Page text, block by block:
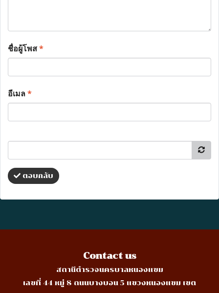
ชื่อผู้โพส*
อีเมล*
ตอบกลับ
Contact us
สถานีตำรวจนครบาลหนองแขม
เลขที่ 44 หมู่ 8 ถนนบางบอน 5 แขวงหนองแขม เขต